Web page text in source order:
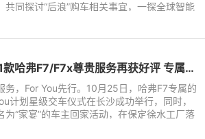
共同探讨“后浪”购车相关事宜，一探全球智能
智能化再进阶之路，打造了一场妙趣横生的汽
2021款哈弗F7/F7x尊贵服务再获好评 专属For You计划实力宠粉
务，For You先行。10月25日，哈弗F7专属的
计划星级交车仪式在长沙成功举行，同时，
为“家宴”的车主回家活动，在保定徐水工厂落
。同一时间，一南一北两座城市，哈弗F7同